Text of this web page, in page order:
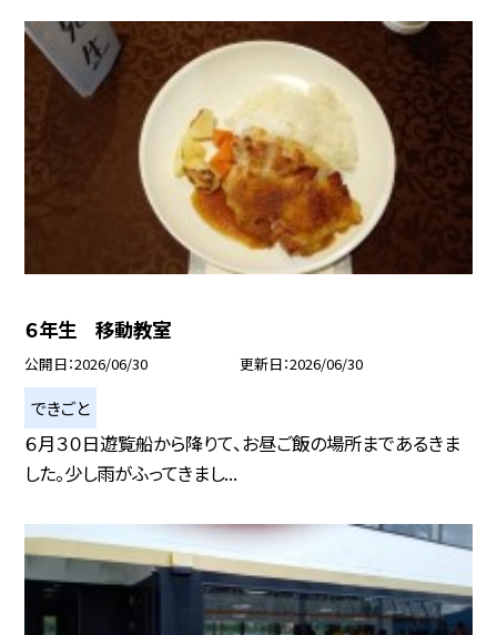
６年生 移動教室
公開日 2026/06/30 更新日 2026/06/30
できごと
６月３０日遊覧船から降りて、お昼ご飯の場所まであるきま
した。少し雨がふってきまし...